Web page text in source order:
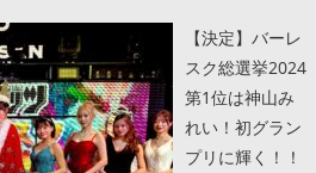
【決定】バーレ
スク総選挙2024
第1位は神山み
れい！初グラン
プリに輝く！！